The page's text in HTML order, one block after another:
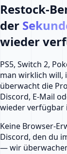
Restock-
der
wieder
PS5, Switch 2,
man wirklich will,
überwacht die
Discord, E-Mail
wieder verfügbar
Keine Browser-
Discord, den du
— wir